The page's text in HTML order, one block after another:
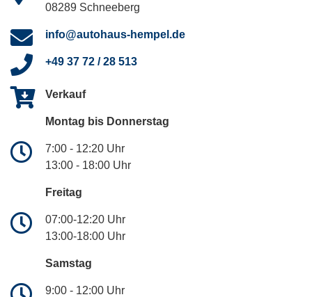
08289 Schneeberg
info@autohaus-hempel.de
+49 37 72 / 28 513
Verkauf
Montag bis Donnerstag
7:00 - 12:20 Uhr
13:00 - 18:00 Uhr
Freitag
07:00-12:20 Uhr
13:00-18:00 Uhr
Samstag
9:00 - 12:00 Uhr